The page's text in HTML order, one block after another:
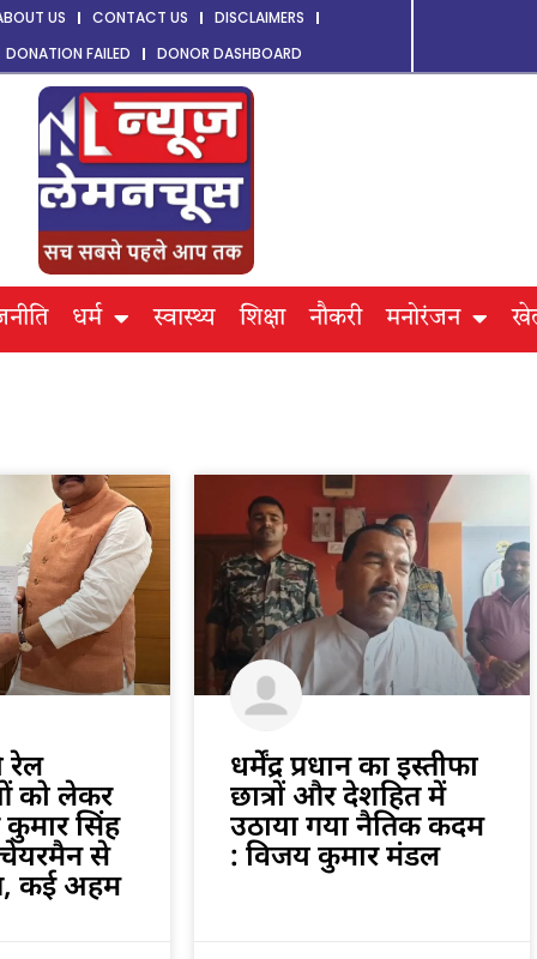
US CONTACT US
DISCLAIMERS
DONATION FAILED
DONOR DASHBOARD
धर्म स्वास्थ्य शिक्षा नौकरी मनोरंजन
रेल
को लेकर
कुमार सिंह
चेयरमैन से
कई अहम
धर्मेंद्र प्रधान का इस्तीफा
छात्रों और देशहित में
उठाया गया नैतिक कदम
: विजय कुमार मंडल